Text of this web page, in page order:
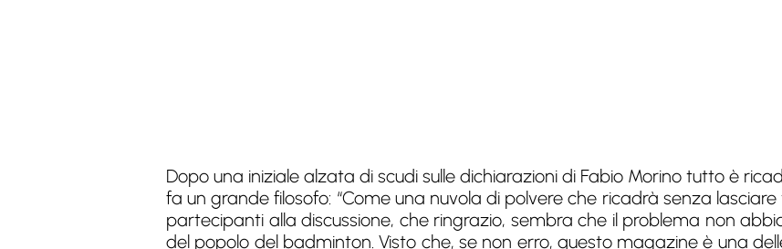
Dopo una iniziale alzata di scudi sulle dichiarazioni di Fabio Morino tutto è
fa un grande filosofo: “Come una nuvola di polvere che ricadrà senza
partecipanti alla discussione, che ringrazio, sembra che il problema non
del popolo del badminton. Visto che, se non erro, questo magazine è una